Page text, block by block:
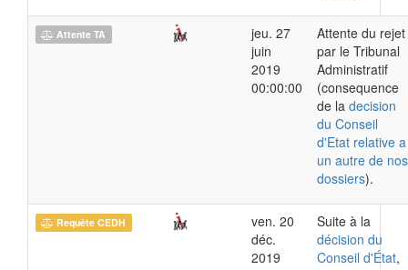
Attente TA
jeu. 27
juin
2019
00:00:00
Attente du rejet
par le Tribunal
Administratif
(consequence
de la decision
du Conseil
d'Etat relative a
un autre de nos
dossiers).
Requête CEDH
ven. 20
déc.
2019
Suite à la
décision du
Conseil d'État,